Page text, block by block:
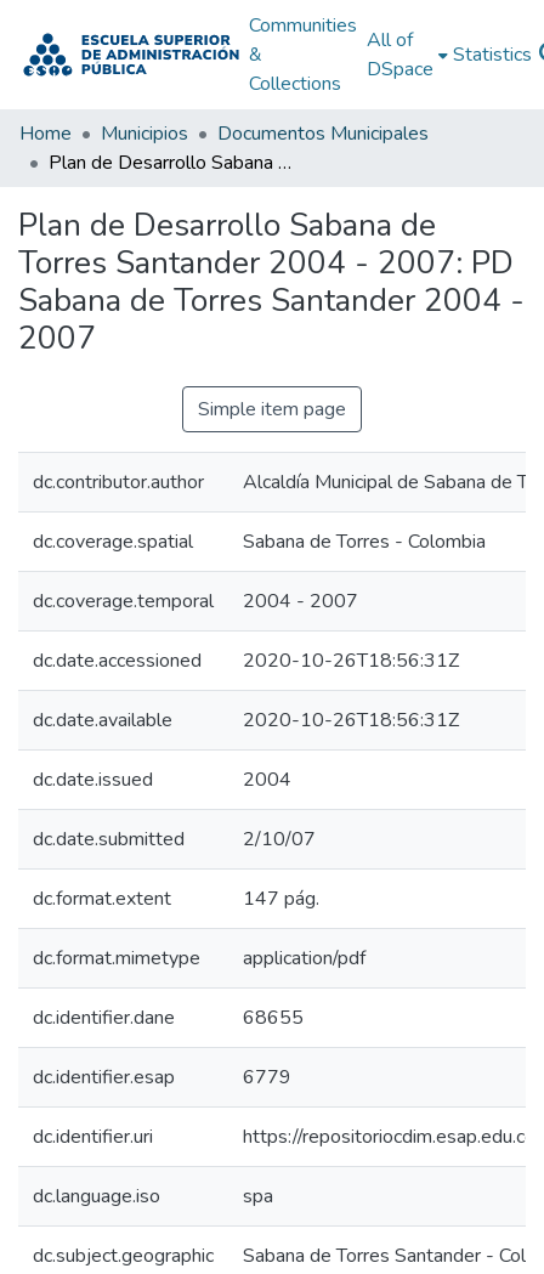
Communities
&
Collections
All of
DSpace
Statistics
Home Municipios
Documentos Municipales
Plan de Desarrollo Sabana de Torres Santander 2004 - 2007: PD Sabana de Torres Santander 2004 - 2007
Plan de Desarrollo Sabana de
Torres Santander 2004 - 2007: PD
Sabana de Torres Santander 2004 -
2007
Simple item page
dc.contributor.author Alcaldía Municipal de Sabana de
dc.coverage.spatial Sabana de Torres - Colombia
dc.coverage.temporal 2004 - 2007
dc.date.accessioned 2020-10-26T18:56:31Z
dc.date.available 2020-10-26T18:56:31Z
dc.date.issued 2004
dc.date.submitted 2/10/07
dc.format.extent 147 pág.
dc.format.mimetype application/pdf
dc.identifier.dane 68655
dc.identifier.esap 6779
dc.identifier.uri https://
dc.language.iso spa
dc.subject.geographic Sabana de Torres Santander -